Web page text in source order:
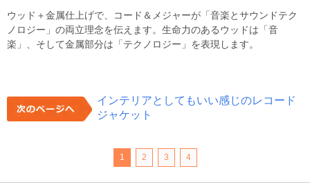
ウッド＋金属仕上げで、コード＆メジャーが「音楽とサウンドテク
ノロジー」の両立理念を伝えます。生命力のあるウッドは「音
楽」、そして金属部分は「テクノロジー」を表現します。
インテリアとしてもいい感じのレコード
ジャケット
1 2 3 4